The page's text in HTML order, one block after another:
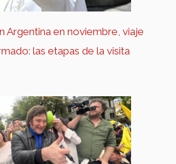
Argentina en noviembre, viaje
las etapas de la visita